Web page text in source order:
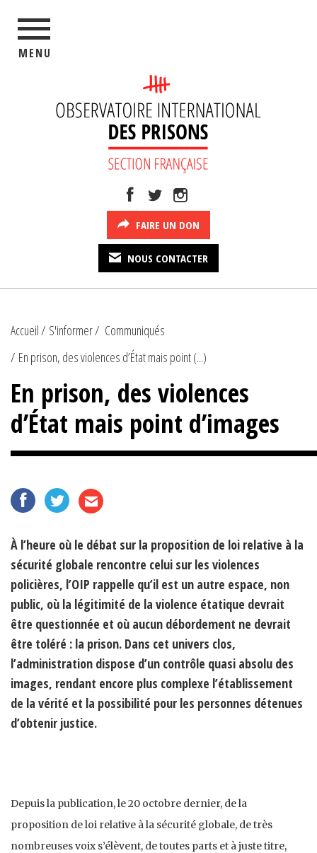
MENU
FAIRE UN DON
NOUS CONTACTER
Accueil S'informer
Communiqués
En prison, des violences d’État mais point (...)
En prison, des violences
d’État mais point d’images
À l’heure où le débat sur la proposition de loi relative à la
sécurité globale rencontre celui sur les violences
policières, l’OIP rappelle qu’il est un autre espace, non
public, où la légitimité de la violence étatique devrait
être questionnée et où aucun débordement ne devrait
être toléré : la prison. Dans cet univers clos,
l’administration dispose d’un contrôle quasi absolu des
images, rendant encore plus complexe l’établissement
de la vérité et la possibilité pour les personnes détenues
d’obtenir justice.
Depuis la publication, le 20 octobre dernier, de la
proposition de loi relative à la sécurité globale, de très
nombreuses voix s’élèvent, de toutes parts et à juste titre,